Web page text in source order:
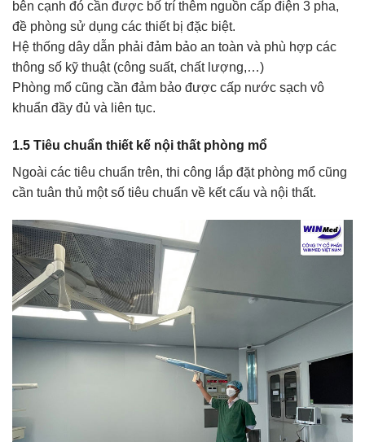
bên cạnh đó cần được bố trí thêm nguồn cấp điện 3 pha,
đề phòng sử dụng các thiết bị đặc biệt.
Hệ thống dây dẫn phải đảm bảo an toàn và phù hợp các
thông số kỹ thuật (công suất, chất lượng,…)
Phòng mổ cũng cần đảm bảo được cấp nước sạch vô
khuẩn đầy đủ và liên tục.
1.5 Tiêu chuẩn thiết kế nội thất phòng mổ
Ngoài các tiêu chuẩn trên, thi công lắp đặt phòng mổ cũng
cần tuân thủ một số tiêu chuẩn về kết cấu và nội thất.